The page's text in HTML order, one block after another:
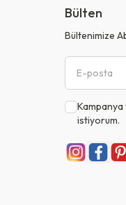
Bülten
Bültenimize
istiyorum.